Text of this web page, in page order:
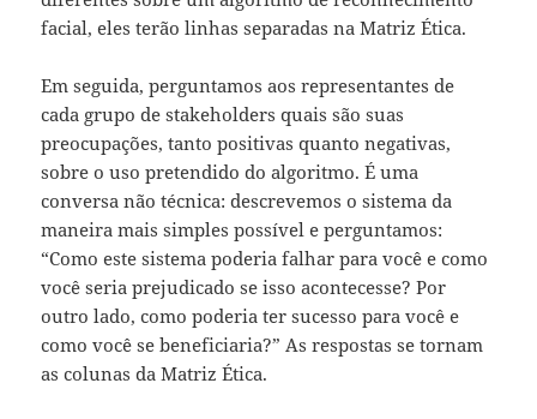
facial, eles terão linhas separadas na Matriz Ética.
Em seguida, perguntamos aos representantes de
cada grupo de stakeholders quais são suas
preocupações, tanto positivas quanto negativas,
sobre o uso pretendido do algoritmo. É uma
conversa não técnica: descrevemos o sistema da
maneira mais simples possível e perguntamos:
“Como este sistema poderia falhar para você e como
você seria prejudicado se isso acontecesse? Por
outro lado, como poderia ter sucesso para você e
como você se beneficiaria?” As respostas se tornam
as colunas da Matriz Ética.